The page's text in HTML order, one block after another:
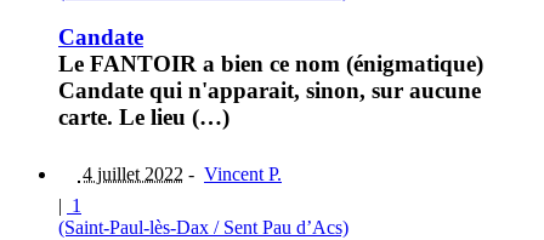
Candate
Le FANTOIR a bien ce nom (énigmatique)
Candate qui n'apparait, sinon, sur aucune
carte. Le lieu (…)
4 juillet 2022 - Vincent P.
| 1
(Saint-Paul-lès-Dax / Sent Pau d’Acs)